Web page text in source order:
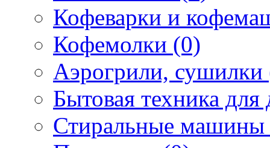
Кофеварки и
Кофемолки (0)
Аэрогрили, сушилки
Бытовая техника
Стиральные машины